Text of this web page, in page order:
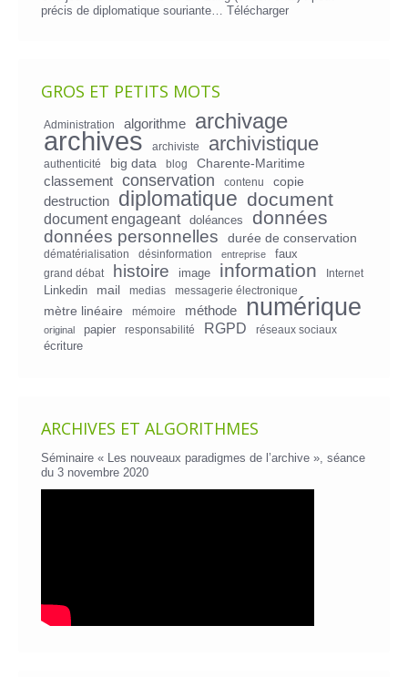
précis de diplomatique souriante… Télécharger
GROS ET PETITS MOTS
Administration algorithme archivage
archives archiviste archivistique
authenticité big data blog
Charente-Maritime
classement
conservation contenu
copie
destruction
diplomatique document
document engageant doléances données
données personnelles durée de conservation
dématérialisation désinformation entreprise faux
grand débat histoire image information Internet
Linkedin mail medias messagerie électronique
mètre linéaire mémoire méthode numérique
original papier responsabilité RGPD réseaux sociaux
écriture
ARCHIVES ET ALGORITHMES
Séminaire « Les nouveaux paradigmes de l’archive », séance
du 3 novembre 2020